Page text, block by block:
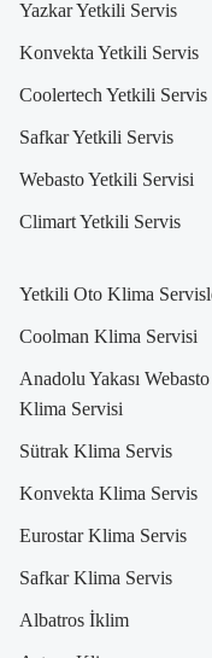
Yazkar Yetkili Servis
Konvekta Yetkili Servis
Coolertech Yetkili Servis
Safkar Yetkili Servis
Webasto Yetkili Servisi
Climart Yetkili Servis
Yetkili Oto Klima
Coolman Klima Servisi
Anadolu Yakası Webasto
Klima Servisi
Sütrak Klima Servis
Konvekta Klima Servis
Eurostar Klima Servis
Safkar Klima Servis
Albatros İklim